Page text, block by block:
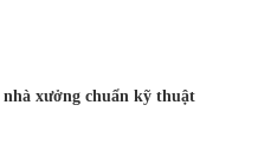
xưởng chuẩn kỹ thuật